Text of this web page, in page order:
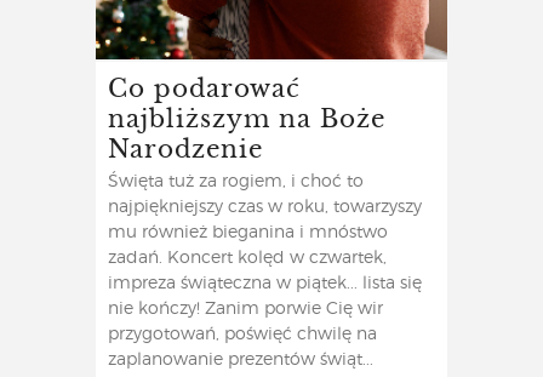
Co podarować
najbliższym na Boże
Narodzenie
Święta tuż za rogiem, i choć to
najpiękniejszy czas w roku, towarzyszy
mu również bieganina i mnóstwo
zadań. Koncert kolęd w czwartek,
impreza świąteczna w piątek... lista się
nie kończy! Zanim porwie Cię wir
przygotowań, poświęć chwilę na
zaplanowanie prezentów świąt...